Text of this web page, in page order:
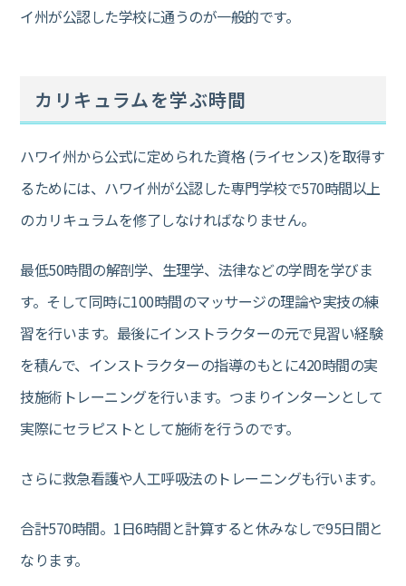
イ州が公認した学校に通うのが一般的です。
カリキュラムを学ぶ時間
ハワイ州から公式に定められた資格 (ライセンス)を取得す
るためには、ハワイ州が公認した専門学校で570時間以上
のカリキュラムを修了しなければなりません。
最低50時間の解剖学、生理学、法律などの学問を学びま
す。そして同時に100時間のマッサージの理論や実技の練
習を行います。最後にインストラクターの元で見習い経験
を積んで、インストラクターの指導のもとに420時間の実
技施術トレーニングを行います。つまりインターンとして
実際にセラピストとして施術を行うのです。
さらに救急看護や人工呼吸法のトレーニングも行います。
合計570時間。1日6時間と計算すると休みなしで95日間と
なります。